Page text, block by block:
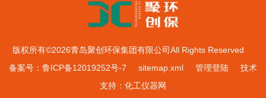
版权所有©2026青岛聚创环保集团有限公司All Rights Reserved
备案号：鲁ICP备12019252号-7
sitemap.xml 管理登陆技术
支持： 化工仪器网